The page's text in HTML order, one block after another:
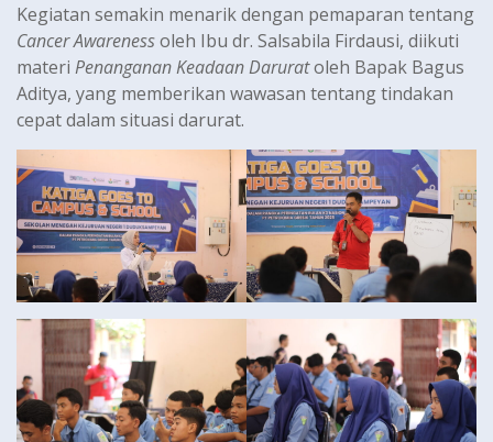
Kegiatan semakin menarik dengan pemaparan tentang
Cancer Awarenessoleh Ibu dr. Salsabila Firdausi, diikuti
materi Penanganan Keadaan Daruratoleh Bapak Bagus
Aditya, yang memberikan wawasan tentang tindakan
cepat dalam situasi darurat.